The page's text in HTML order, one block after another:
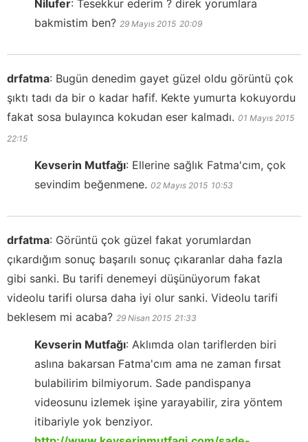
Nilufer: Tesekkur ederim ? direk yorumlara
bakmistim ben? 29 Mayıs 2015 20:09
drfatma: Bugün denedim gayet güzel oldu görüntü çok
şıktı tadı da bir o kadar hafif. Kekte yumurta kokuyordu
fakat sosa bulayınca kokudan eser kalmadı. 01 Mayıs 2015
22:15
Kevserin Mutfağı: Ellerine sağlık Fatma'cım, çok
sevindim beğenmene. 02 Mayıs 2015 10:53
drfatma: Görüntü çok güzel fakat yorumlardan
çıkardığım sonuç başarılı sonuç çıkaranlar daha fazla
gibi sanki. Bu tarifi denemeyi düşünüyorum fakat
videolu tarifi olursa daha iyi olur sanki. Videolu tarifi
beklesem mi acaba? 29 Nisan 2015 21:33
Kevserin Mutfağı: Aklımda olan tariflerden biri
aslına bakarsan Fatma'cım ama ne zaman fırsat
bulabilirim bilmiyorum. Sade pandispanya
videosunu izlemek işine yarayabilir, zira yöntem
itibariyle yok benziyor.